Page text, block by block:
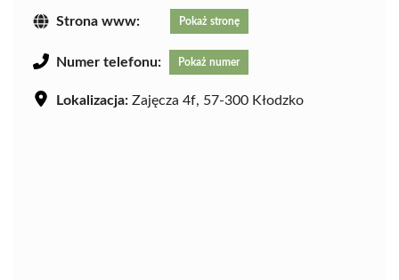
Strona www: Pokaż stronę
Numer telefonu: Pokaż numer
Lokalizacja: Zajęcza 4f, 57-300 Kłodzko